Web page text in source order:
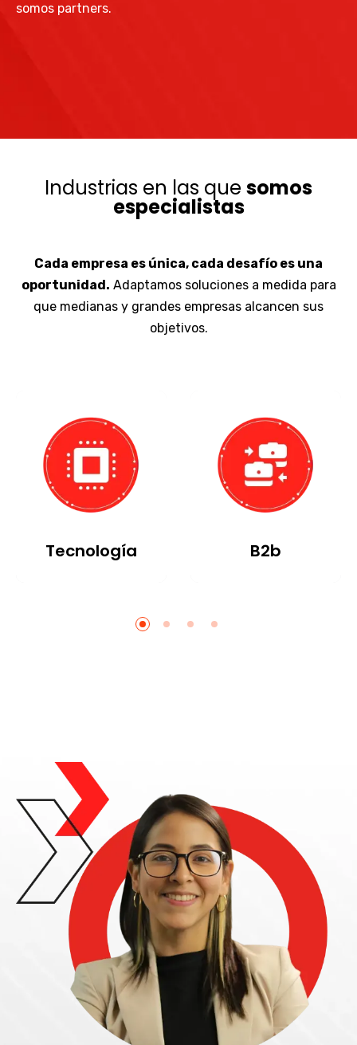
somos partners.
Industrias en las que somos
especialistas
Cada empresa es única, cada desafío es una
oportunidad. Adaptamos soluciones a medida para
que medianas y grandes empresas alcancen sus
objetivos.
Tecnología B2b